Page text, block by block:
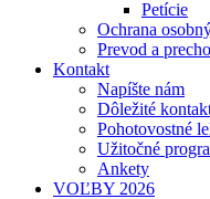
Petície
Ochrana
Prevod a
Kontakt
Napíšte nám
Dôležité
Pohotovostné
Užitočné
Ankety
VOĽBY 2026